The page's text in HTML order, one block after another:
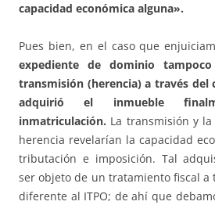
capacidad económica alguna».
Pues bien, en el caso que
expediente de dominio
transmisión (herencia) a través del
adquirió el inmueble
inmatriculación. La transmisión y
herencia revelarían la capacidad
tributación e imposición. Tal
ser objeto de un tratamiento fiscal a
diferente al ITPO; de ahí que